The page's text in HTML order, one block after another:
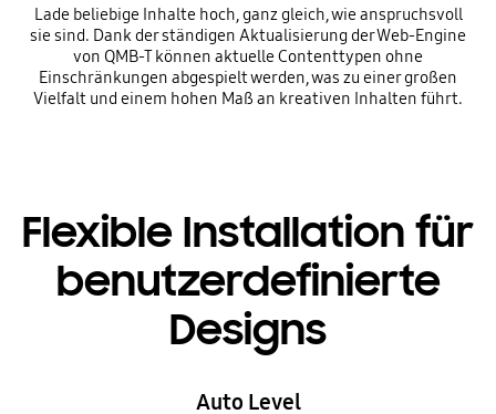
Lade beliebige Inhalte hoch, ganz gleich, wie anspruchsvoll
sie sind. Dank der ständigen Aktualisierung der Web-Engine
von QMB-T können aktuelle Contenttypen ohne
Einschränkungen abgespielt werden, was zu einer großen
Vielfalt und einem hohen Maß an kreativen Inhalten führt.
Flexible Installation für
benutzerdefinierte
Designs
Auto Level